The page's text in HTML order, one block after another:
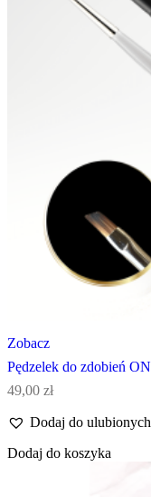
Zobacz
Pędzelek do zdobień
49,00 zł
Dodaj do ulubionych
Dodaj do koszyka